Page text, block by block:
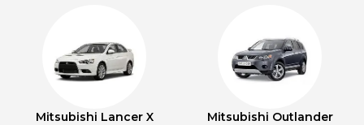
Mitsubishi Lancer X
Mitsubishi Outlander